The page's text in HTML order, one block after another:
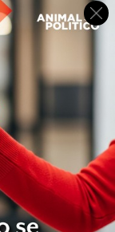
naranja por
la
erige hasta un
de 3.763
y rocas toda